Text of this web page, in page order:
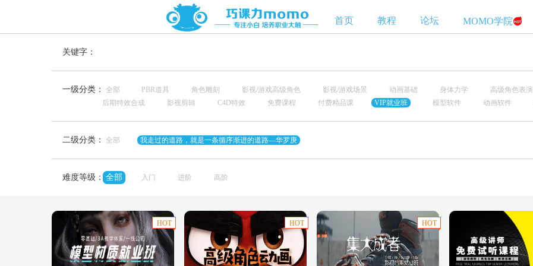
首页 教程 论坛 MOMO学院
关键字：
一级分类： 全部 PBR道具 角色雕刻 影视/游戏高级角色 影视/游戏场景 动画基础 身体力学 高级角色表演
后期特效合成
影视剪辑 C4D特效 免费课程 付费精品课 VIP就业班 模型软件 动画软件
二级分类： 全部 我走过的道路，就是一条循序渐进的道路—华罗庚
难度等级： 全部 入门 进阶 高阶
HOT HOT HOT